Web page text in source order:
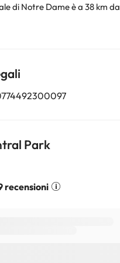
da parte della struttura.
Park
recensioni